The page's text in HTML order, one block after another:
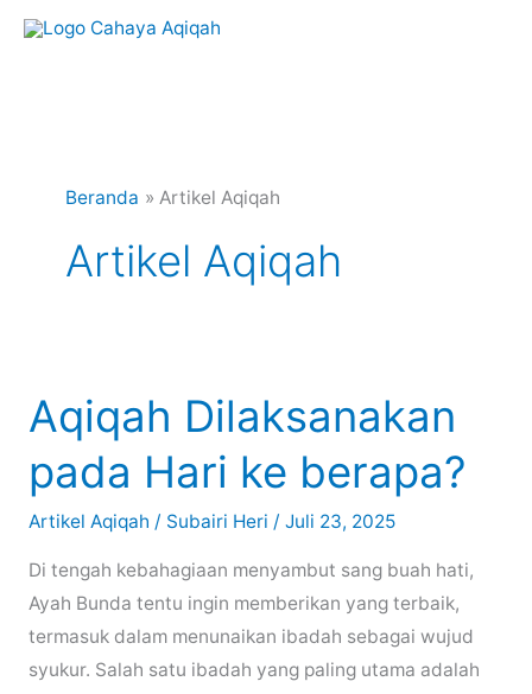
Lewati
Beranda Artikel Aqiqah
Artikel Aqiqah
Aqiqah Dilaksanakan
pada Hari ke berapa?
Artikel Aqiqah / Subairi Heri / Juli 23, 2025
Di tengah kebahagiaan menyambut sang buah hati,
Ayah Bunda tentu ingin memberikan yang terbaik,
termasuk dalam menunaikan ibadah sebagai wujud
syukur. Salah satu ibadah yang paling utama adalah